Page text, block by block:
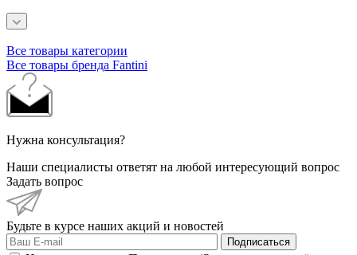
Все товары категории
Все товары бренда Fantini
Нужна консультация?
Наши специалисты ответят на любой интересующий вопрос
Задать вопрос
Будьте в курсе наших акций и новостей
Подписаться